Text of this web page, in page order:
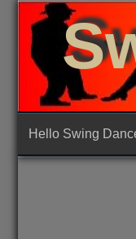
Skip
content
Hello Swing